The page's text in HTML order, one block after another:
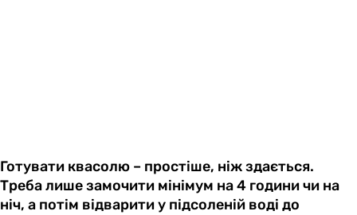
Готувати квасолю – простіше, ніж здається.
Треба лише замочити мінімум на 4 години чи на
ніч, а потім відварити у підсоленій воді до